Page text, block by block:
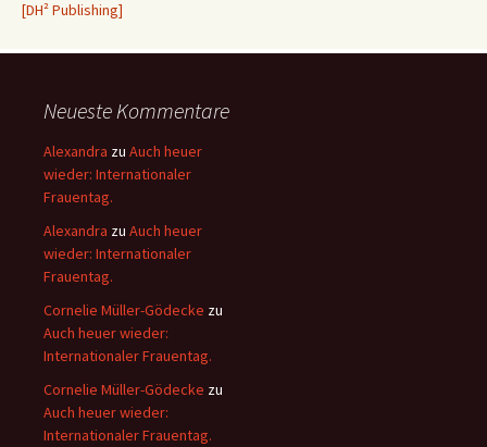
[DH² Publishing]
Neueste Kommentare
Alexandra zu Auch heuer
wieder: Internationaler
Frauentag.
Alexandra zu Auch heuer
wieder: Internationaler
Frauentag.
Cornelie Müller-Gödecke zu
Auch heuer wieder:
Internationaler Frauentag.
Cornelie Müller-Gödecke zu
Auch heuer wieder:
Internationaler Frauentag.